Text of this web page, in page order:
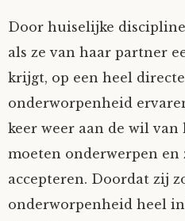
Door huiselijke
als ze van haar partner
krijgt, op een heel
onderworpenheid
keer weer aan de wil
moeten onderwerpen
accepteren. Doordat zij
onderworpenheid heel